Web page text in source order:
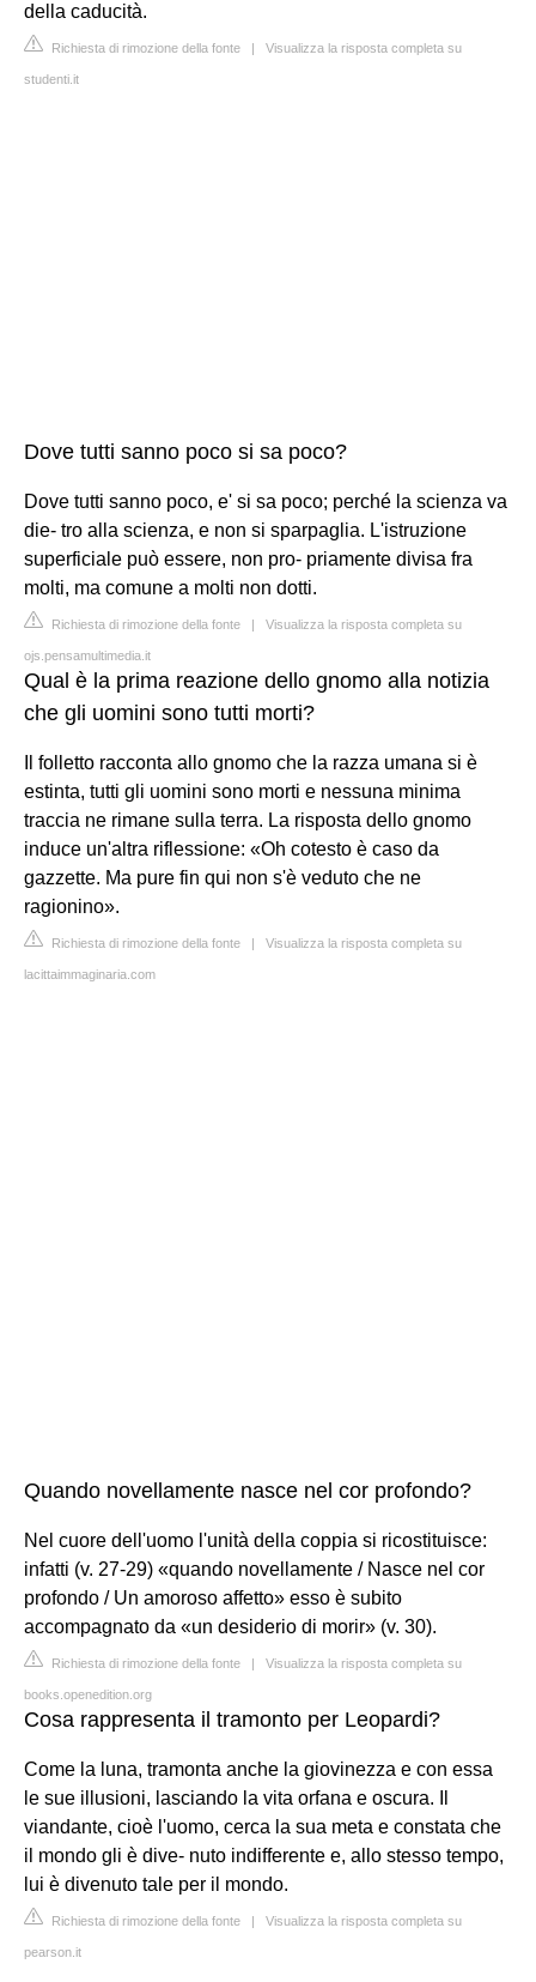
della caducità.
Richiesta di rimozione della fonte | Visualizza la risposta completa su
studenti.it
Dove tutti sanno poco si sa poco?
Dove tutti sanno poco, e' si sa poco; perché la scienza va
die- tro alla scienza, e non si sparpaglia. L'istruzione
superficiale può essere, non pro- priamente divisa fra
molti, ma comune a molti non dotti.
Richiesta di rimozione della fonte | Visualizza la risposta completa su
ojs.pensamultimedia.it
Qual è la prima reazione dello gnomo alla notizia
che gli uomini sono tutti morti?
Il folletto racconta allo gnomo che la razza umana si è
estinta, tutti gli uomini sono morti e nessuna minima
traccia ne rimane sulla terra. La risposta dello gnomo
induce un'altra riflessione: «Oh cotesto è caso da
gazzette. Ma pure fin qui non s'è veduto che ne
ragionino».
Richiesta di rimozione della fonte | Visualizza la risposta completa su
lacittaimmaginaria.com
Quando novellamente nasce nel cor profondo?
Nel cuore dell'uomo l'unità della coppia si ricostituisce:
infatti (v. 27-29) «quando novellamente / Nasce nel cor
profondo / Un amoroso affetto» esso è subito
accompagnato da «un desiderio di morir» (v. 30).
Richiesta di rimozione della fonte | Visualizza la risposta completa su
books.openedition.org
Cosa rappresenta il tramonto per Leopardi?
Come la luna, tramonta anche la giovinezza e con essa
le sue illusioni, lasciando la vita orfana e oscura. Il
viandante, cioè l'uomo, cerca la sua meta e constata che
il mondo gli è dive- nuto indifferente e, allo stesso tempo,
lui è divenuto tale per il mondo.
Richiesta di rimozione della fonte | Visualizza la risposta completa su
pearson.it